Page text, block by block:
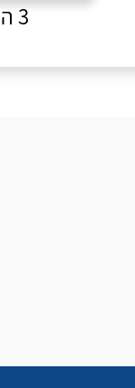
3 הצעות מחיר